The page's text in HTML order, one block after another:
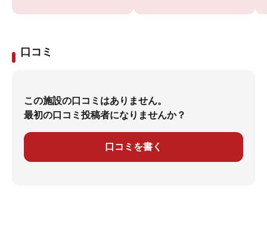
口コミ
この施設の口コミはありません。
最初の口コミ投稿者になりませんか？
口コミを書く